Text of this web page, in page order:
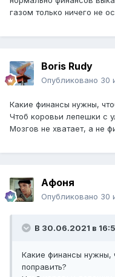
газом только ничего не
Boris Rudy
Опубликовано 30
Какие финансы нужны,
Чтоб коровьи лепешки с
Мозгов не хватает, а не
Афоня
Опубликовано 30
В 30.06.2021 в
Какие финансы нужны,
поправить?